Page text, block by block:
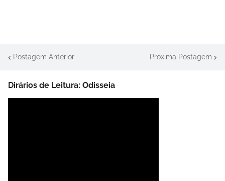
Postagem Anterior Próxima Postagem
Dirários de Leitura: Odisseia